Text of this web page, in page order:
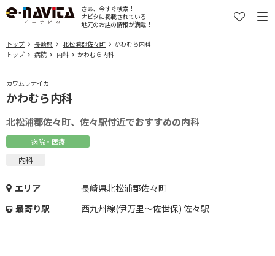
さぁ、今すぐ検索！
ナビタに掲載されている
地元のお店の情報が満載！
トップ 長崎県 北松浦郡佐々町
かわむら内科
トップ
病院 内科 かわむら内科
カワムラナイカ
かわむら内科
北松浦郡佐々町、佐々駅付近でおすすめの内科
病院・医療
内科
エリア
長崎県北松浦郡佐々町
最寄り駅
西九州線(伊万里～佐世保) 佐々駅